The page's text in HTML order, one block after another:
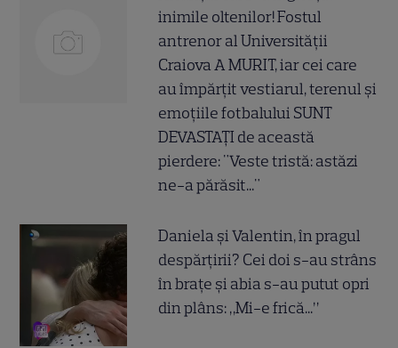
inimile oltenilor! Fostul
antrenor al Universității
Craiova A MURIT, iar cei care
au împărțit vestiarul, terenul și
emoțiile fotbalului SUNT
DEVASTAȚI de această
pierdere: "Veste tristă: astăzi
ne-a părăsit..."
Daniela și Valentin, în pragul
despărțirii? Cei doi s-au strâns
în brațe și abia s-au putut opri
din plâns: „Mi-e frică...”